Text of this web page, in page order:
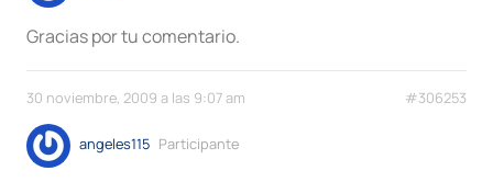
Gracias por tu comentario.
30 noviembre, 2009 a las 9:07 am #306253
angeles115 Participante